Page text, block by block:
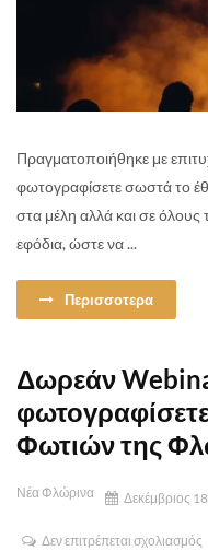
Πραγματοποιήθηκε με
φωτογραφίσετε σωστά το
στα μέλη αλλά και σε όλους
εφόδια, ώστε να ...
Περισσοτερα
Δωρεάν
Φωτιών της
Νέα Φλώρινα Δεκέμβριος
Δεν επιτρέπεται σχολιασμός